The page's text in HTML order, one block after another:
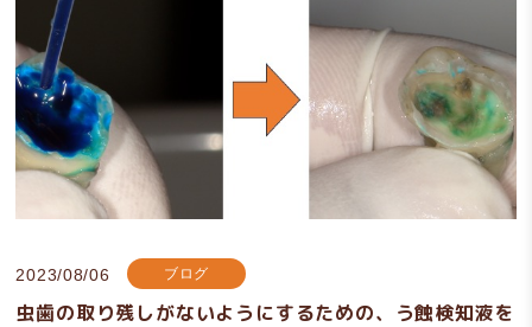
2023/08/06 ブログ
虫歯の取り残しがないようにするための、う蝕検知液を